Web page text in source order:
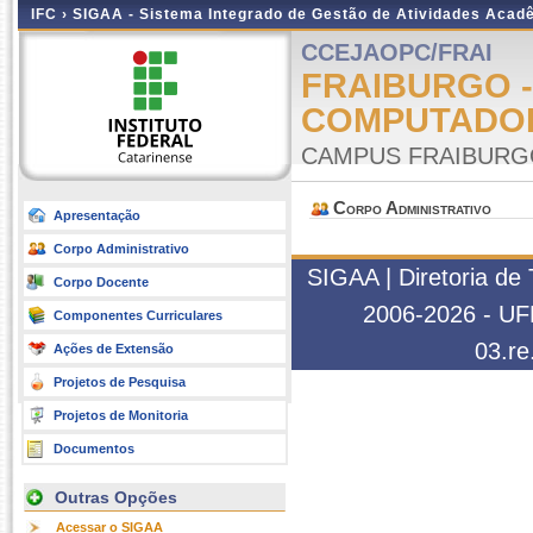
IFC › SIGAA - Sistema Integrado de Gestão de Atividades
Apresentação
Corpo Administrativo
Corpo Docente
Componentes Curriculares
Ações de Extensão
Projetos de Pesquisa
Projetos de Monitoria
Documentos
Outras Opções
Acessar o SIGAA
CCEJAOPC/FRAI
FRAIBURGO
CAMPUS
Corpo Administrativo
SIGAA | Diretoria
2006-2026 -